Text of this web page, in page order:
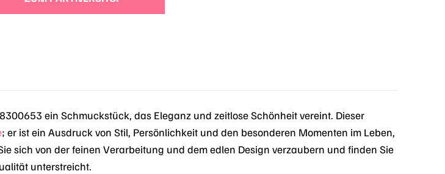
ein Schmuckstück, das Eleganz und zeitlose Schönheit vereint. Dieser
; er ist ein Ausdruck von Stil, Persönlichkeit und den besonderen Momenten im Leben,
sich von der feinen Verarbeitung und dem edlen Design verzaubern und finden Sie
unterstreicht.